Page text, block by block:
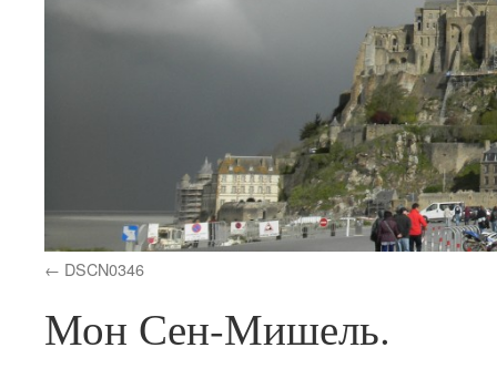
DSCN0346
Мон Сен-Мишель.